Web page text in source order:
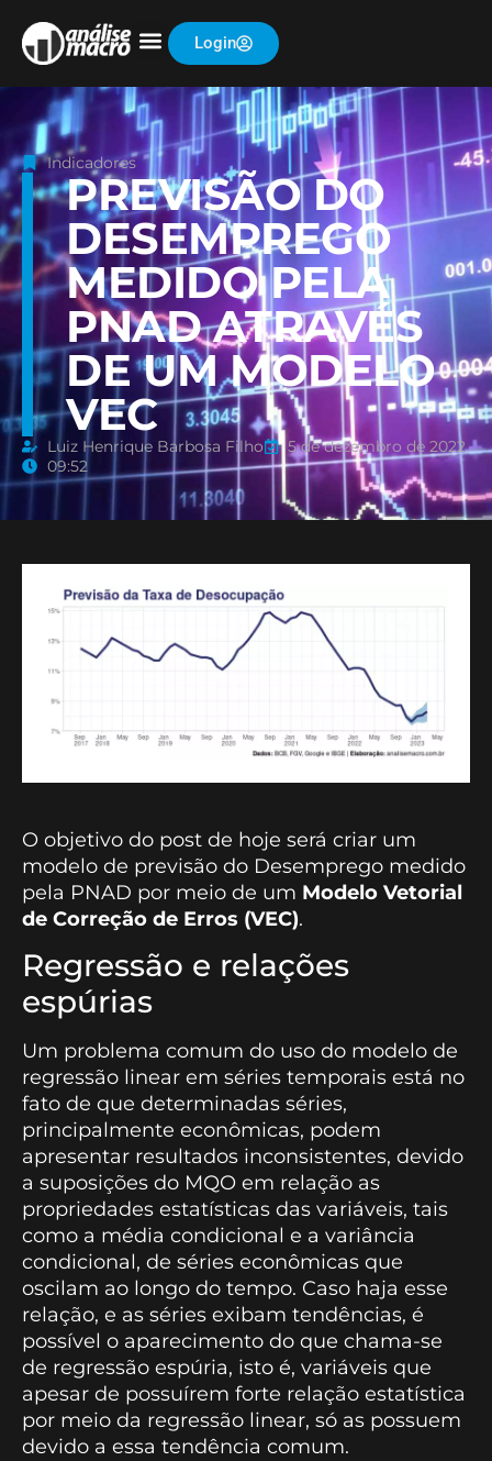
Login
Indicadores
PREVISÃO DO
DESEMPREGO
MEDIDO PELA
PNAD ATRAVÉS
DE UM MODELO
VEC
Luiz Henrique Barbosa Filho
5 de dezembro de 2022
09:52
O objetivo do post de hoje será criar um
modelo de previsão do Desemprego medido
pela PNAD por meio de um Modelo Vetorial
de Correção de Erros (VEC).
Regressão e relações
espúrias
Um problema comum do uso do modelo de
regressão linear em séries temporais está no
fato de que determinadas séries,
principalmente econômicas, podem
apresentar resultados inconsistentes, devido
a suposições do MQO em relação as
propriedades estatísticas das variáveis, tais
como a média condicional e a variância
condicional, de séries econômicas que
oscilam ao longo do tempo. Caso haja esse
relação, e as séries exibam tendências, é
possível o aparecimento do que chama-se
de regressão espúria, isto é, variáveis que
apesar de possuírem forte relação estatística
por meio da regressão linear, só as possuem
devido a essa tendência comum.